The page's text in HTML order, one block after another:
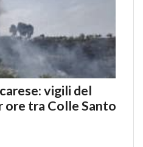
vigili del
ore tra Colle Santo